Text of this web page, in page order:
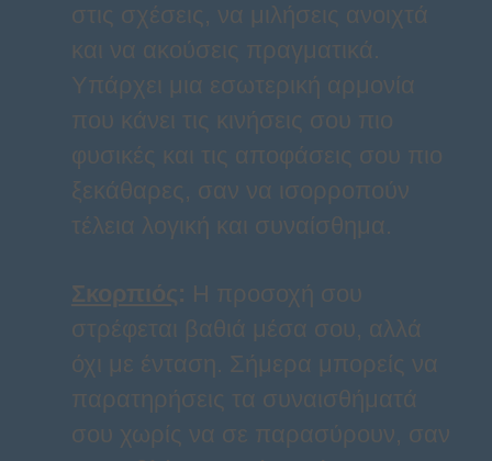
στις σχέσεις, να μιλήσεις ανοιχτά
και να ακούσεις πραγματικά.
Υπάρχει μια εσωτερική αρμονία
που κάνει τις κινήσεις σου πιο
φυσικές και τις αποφάσεις σου πιο
ξεκάθαρες, σαν να ισορροπούν
τέλεια λογική και συναίσθημα.
Σκορπιός: Η προσοχή σου
στρέφεται βαθιά μέσα σου, αλλά
όχι με ένταση. Σήμερα μπορείς να
παρατηρήσεις τα συναισθήματά
σου χωρίς να σε παρασύρουν, σαν